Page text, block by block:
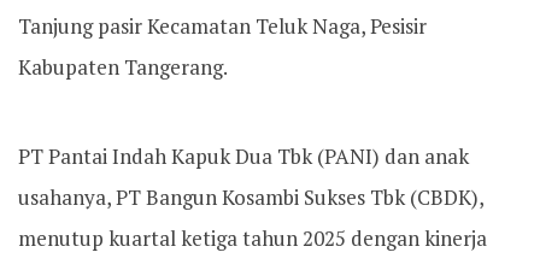
Tanjung pasir Kecamatan Teluk Naga, Pesisir
Kabupaten Tangerang.
PT Pantai Indah Kapuk Dua Tbk (PANI) dan anak
usahanya, PT Bangun Kosambi Sukses Tbk (CBDK),
menutup kuartal ketiga tahun 2025 dengan kinerja